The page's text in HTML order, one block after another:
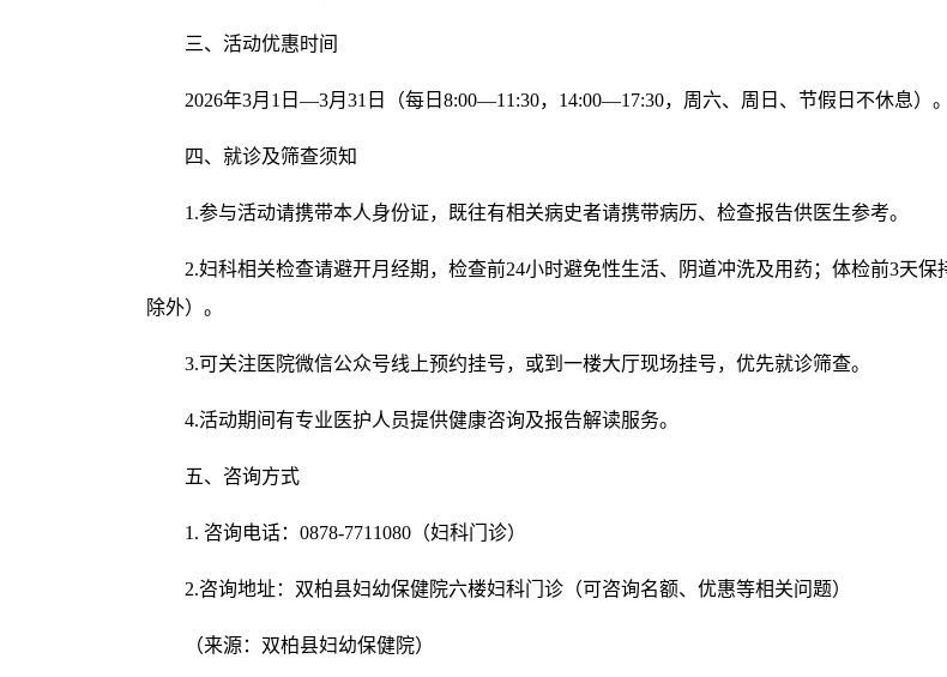
三、活动优惠时间
2026年3月1日—3月31日（每日8:00—11:30，14:00—17:30，周六、周日、节假日不休息）。
四、就诊及筛查须知
1.参与活动请携带本人身份证，既往有相关病史者请携带病历、检查报告供医生参考。
2.妇科相关检查请避开月经期，检查前24小时避免性生活、阴道冲洗及用药；体检前3天
除外）。
3.可关注医院微信公众号线上预约挂号，或到一楼大厅现场挂号，优先就诊筛查。
4.活动期间有专业医护人员提供健康咨询及报告解读服务。
五、咨询方式
1. 咨询电话：0878-7711080（妇科门诊）
2.咨询地址：双柏县妇幼保健院六楼妇科门诊（可咨询名额、优惠等相关问题）
（来源：双柏县妇幼保健院）